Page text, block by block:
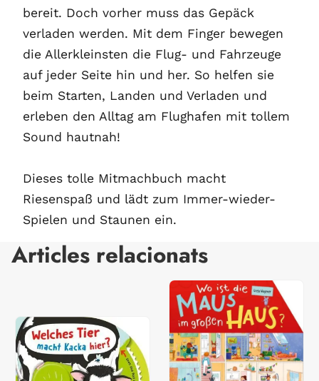
bereit. Doch vorher muss das Gepäck
verladen werden. Mit dem Finger bewegen
die Allerkleinsten die Flug- und Fahrzeuge
auf jeder Seite hin und her. So helfen sie
beim Starten, Landen und Verladen und
erleben den Alltag am Flughafen mit tollem
Sound hautnah!
Dieses tolle Mitmachbuch macht
Riesenspaß und lädt zum Immer-wieder-
Spielen und Staunen ein.
Articles relacionats